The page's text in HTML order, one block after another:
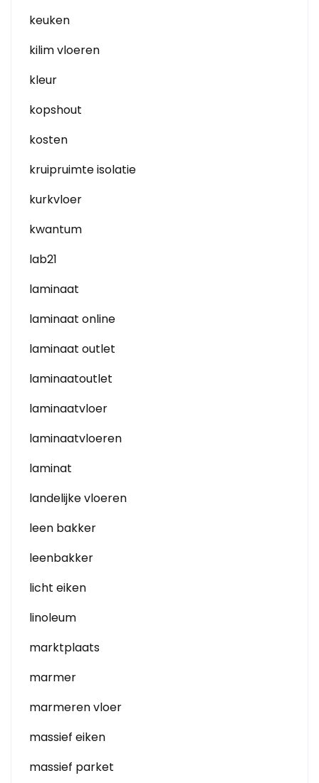
keuken
kilim vloeren
kleur
kopshout
kosten
kruipruimte isolatie
kurkvloer
kwantum
lab21
laminaat
laminaat online
laminaat outlet
laminaatoutlet
laminaatvloer
laminaatvloeren
laminat
landelijke vloeren
leen bakker
leenbakker
licht eiken
linoleum
marktplaats
marmer
marmeren vloer
massief eiken
massief parket